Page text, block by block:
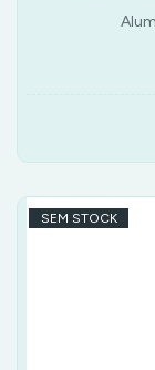
SEM STOCK